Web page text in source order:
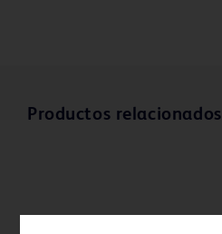
Productos relacionados